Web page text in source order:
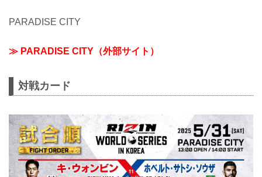
PARADISE CITY
≫ PARADISE CITY（外部サイト）
対戦カード